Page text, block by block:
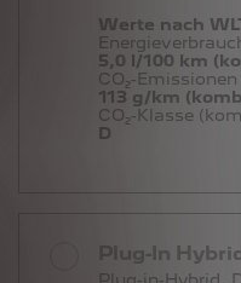
Werte nach
5,0 l/100 km
CO₂-Emissionen
113 g/km
CO₂-Klasse
D
Plug-In